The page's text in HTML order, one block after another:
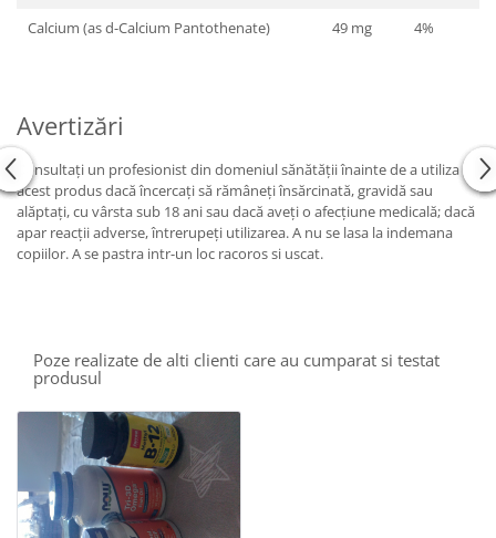
Calcium (as d-Calcium Pantothenate) 49 mg 4%
Avertizări
Consultați un profesionist din domeniul sănătății înainte de a utiliza
acest produs dacă încercați să rămâneți însărcinată, gravidă sau
alăptați, cu vârsta sub 18 ani sau dacă aveți o afecțiune medicală; dacă
apar reacții adverse, întrerupeți utilizarea. A nu se lasa la indemana
copiilor. A se pastra intr-un loc racoros si uscat.
Poze realizate de alti clienti care au cumparat si testat
produsul